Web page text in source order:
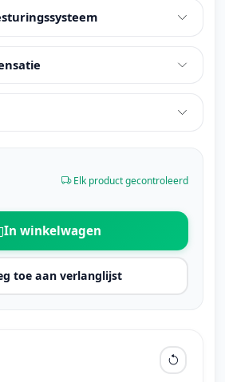
Elk product gecontroleerd
In winkelwagen
toe aan verlanglijst